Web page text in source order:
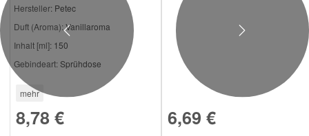
Hersteller: Petec
Duft (Aroma):Vanillaroma
Inhalt [ml]: 150
Gebindeart: Sprühdose
mehr
8,78 € 6,69 €
Previous Next